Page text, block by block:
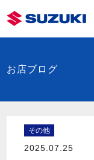
お店ブログ
その他
2025.07.25